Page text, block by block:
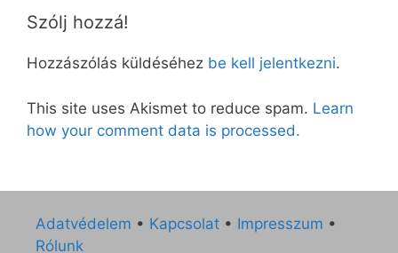
Szólj hozzá!
Hozzászólás küldéséhez be kell jelentkezni.
This site uses Akismet to reduce spam. Learn
how your comment data is processed.
Adatvédelem • Kapcsolat • Impresszum •
Rólunk